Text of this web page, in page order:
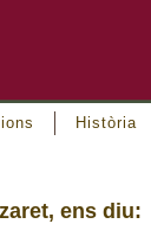
Història
ens diu: